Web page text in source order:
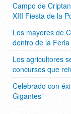
Campo de
XIII Fiesta de la
Los mayores de
dentro de la
Los agricultores
concursos que
Celebrado con
Gigantes”